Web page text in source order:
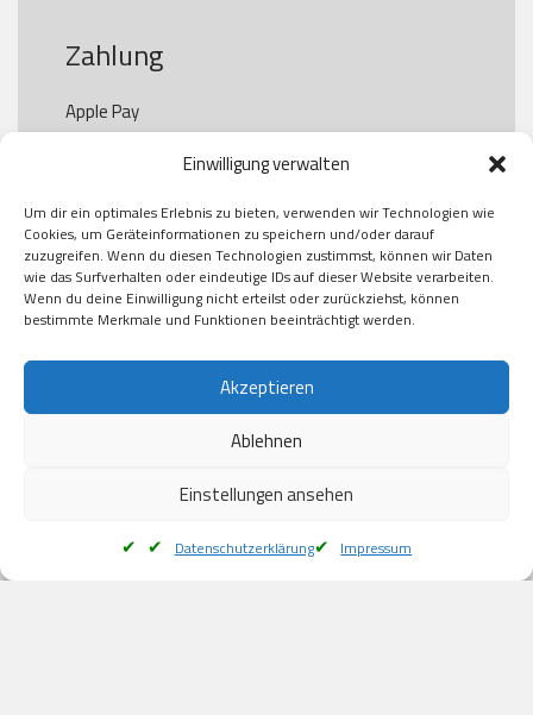
Einwilligung verwalten
Um dir ein optimales Erlebnis zu bieten, verwenden wir Technologien wie
Cookies, um Geräteinformationen zu speichern und/oder darauf
zuzugreifen. Wenn du diesen Technologien zustimmst, können wir Daten
wie das Surfverhalten oder eindeutige IDs auf dieser Website verarbeiten.
Wenn du deine Einwilligung nicht erteilst oder zurückziehst, können
bestimmte Merkmale und Funktionen beeinträchtigt werden.
Akzeptieren
Ablehnen
Einstellungen ansehen
Datenschutzerklärung Impressum
Zahlung
Apple Pay
Paypal
Kauf auf Rechung
Klarna
American Express